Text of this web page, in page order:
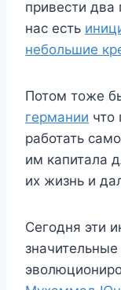
привести
нас есть
небольшие
Потом тоже
германии что
работать
им капитала
их жизнь и
Сегодня эти